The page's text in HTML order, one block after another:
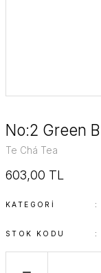
No:2 Green
Te Chá Tea
603,00 TL
KATEGORI
STOK KODU